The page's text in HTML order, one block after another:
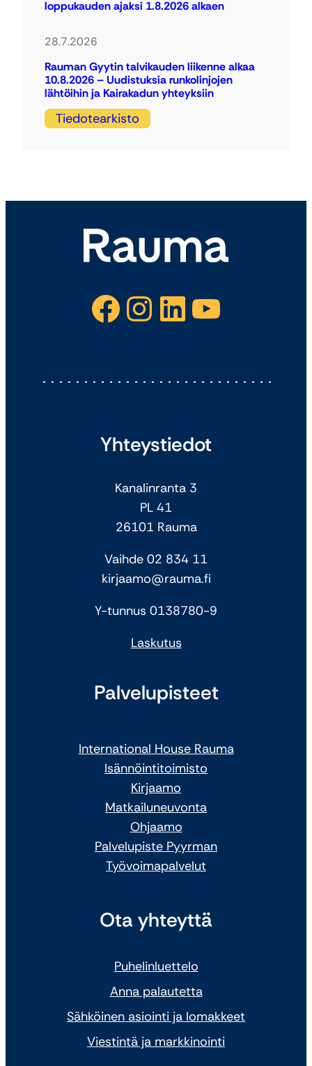
loppukauden ajaksi 1.8.2026 alkaen
28.7.2026
Rauman Gyytin talvikauden liikenne alkaa
10.8.2026 – Uudistuksia runkolinjojen
lähtöihin ja Kairakadun yhteyksiin
Tiedotearkisto
Facebook Instagram LinkedIn YouTube
Yhteystiedot
Kanalinranta 3
PL 41
26101 Rauma
Vaihde 02 834 11
kirjaamo@rauma.fi
Y-tunnus 0138780-9
Laskutus
Palvelupisteet
International House Rauma
Isännöintitoimisto
Kirjaamo
Matkailuneuvonta
Ohjaamo
Palvelupiste Pyyrman
Työvoimapalvelut
Ota yhteyttä
Puhelinluettelo
Anna palautetta
Sähköinen asiointi ja lomakkeet
Viestintä ja markkinointi